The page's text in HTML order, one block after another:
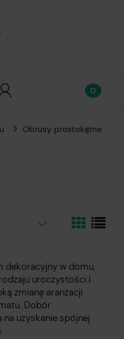
Obrusy prostokątne
dekoracyjny w domu,
uroczystości i
zmianę aranżacji
Dobór
uzyskanie spójnej